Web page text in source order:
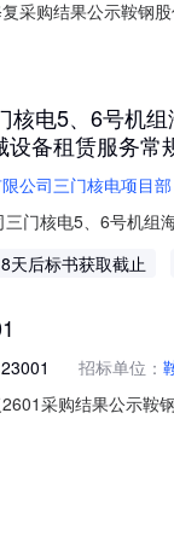
采购结果公示鞍钢
核电5、6号机
备租赁服务常
公司三门核电项目部
门核电5、6号机组
2号机组回填区试
8天后标书获取截止
招标单位：
采购结果公示鞍